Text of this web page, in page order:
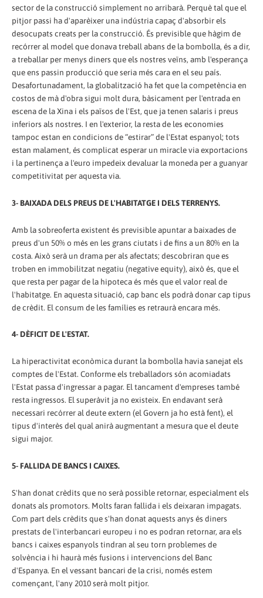
sector de la construcció simplement no arribarà. Perquè tal que el
pitjor passi ha d'aparèixer una indústria capaç d'absorbir els
desocupats creats per la construcció. És previsible que hàgim de
recórrer al model que donava treball abans de la bombolla, és a dir,
a treballar per menys diners que els nostres veïns, amb l'esperança
que ens passin producció que seria més cara en el seu país.
Desafortunadament, la globalització ha fet que la competència en
costos de mà d'obra sigui molt dura, bàsicament per l'entrada en
escena de la Xina i els països de l'Est, que ja tenen salaris i preus
inferiors als nostres. I en l'exterior, la resta de les economies
tampoc estan en condicions de “estirar” de l'Estat espanyol; tots
estan malament, és complicat esperar un miracle via exportacions
i la pertinença a l'euro impedeix devaluar la moneda per a guanyar
competitivitat per aquesta via.
3- BAIXADA DELS PREUS DE L'HABITATGE I DELS TERRENYS.
Amb la sobreoferta existent és previsible apuntar a baixades de
preus d'un 50% o més en les grans ciutats i de fins a un 80% en la
costa. Això serà un drama per als afectats; descobriran que es
troben en immobilitzat negatiu (negative equity), això és, que el
que resta per pagar de la hipoteca és més que el valor real de
l'habitatge. En aquesta situació, cap banc els podrà donar cap tipus
de crèdit. El consum de les famílies es retraurà encara més.
4- DÈFICIT DE L'ESTAT.
La hiperactivitat econòmica durant la bombolla havia sanejat els
comptes de l'Estat. Conforme els treballadors són acomiadats
l'Estat passa d'ingressar a pagar. El tancament d'empreses també
resta ingressos. El superàvit ja no existeix. En endavant serà
necessari recórrer al deute extern (el Govern ja ho està fent), el
tipus d'interès del qual anirà augmentant a mesura que el deute
sigui major.
5- FALLIDA DE BANCS I CAIXES.
S'han donat crèdits que no serà possible retornar, especialment els
donats als promotors. Molts faran fallida i els deixaran impagats.
Com part dels crèdits que s'han donat aquests anys és diners
prestats de l'interbancari europeu i no es podran retornar, ara els
bancs i caixes espanyols tindran al seu torn problemes de
solvència i hi haurà més fusions i intervencions del Banc
d'Espanya. En el vessant bancari de la crisi, només estem
començant, l'any 2010 serà molt pitjor.